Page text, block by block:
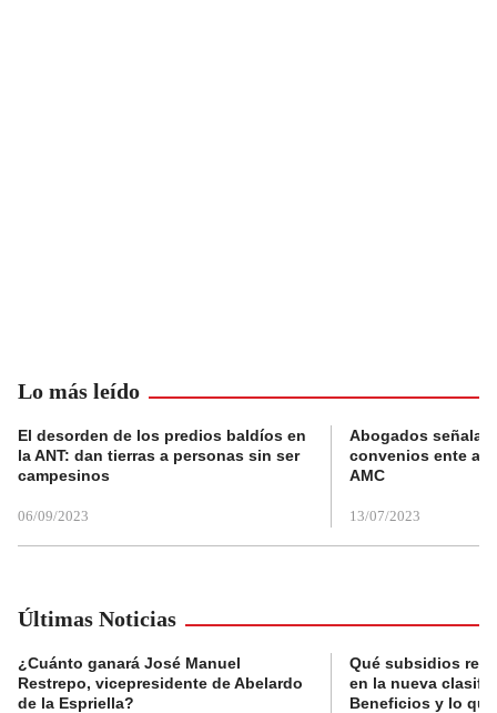
Lo más leído
El desorden de los predios baldíos en
la ANT: dan tierras a personas sin ser
campesinos
06/09/2023
Abogados
convenios ente
AMC
13/07/2023
Últimas Noticias
¿Cuánto ganará José Manuel
Restrepo, vicepresidente de Abelardo
de la Espriella?
Qué subsidios
en la nueva
Beneficios y lo